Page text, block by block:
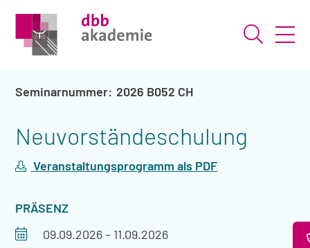
Suche
2026 B052 CH
Neuvorständeschulung
Veranstaltungsprogramm als PDF
VERANSTALTUNGSART
PRÄSENZ
Veranstaltungszeitraum
09.09.2026– 11.09.2026